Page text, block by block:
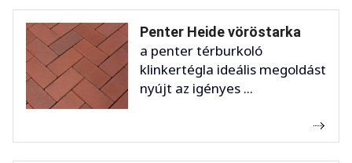
Penter Heide vöröstarka
a penter térburkoló
klinkertégla ideális megoldást
nyújt az igényes ...